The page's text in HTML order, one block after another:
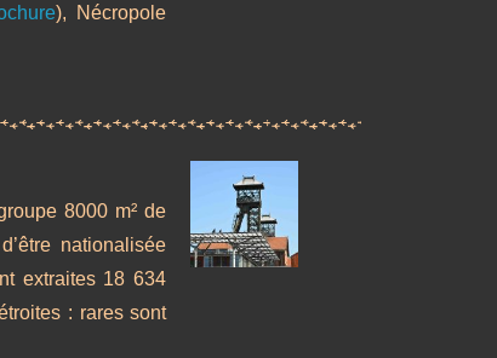
), Nécropole
8000 m² de
nationalisée
extraites 18 634
: rares sont